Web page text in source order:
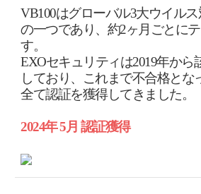
VB100はグローバル3大ウイル
の一つであり、約2ヶ月ごとに
す。
EXOセキュリティは2019年から
しており、これまで不合格とな
全て認証を獲得してきました。
2024年5月 認証獲得